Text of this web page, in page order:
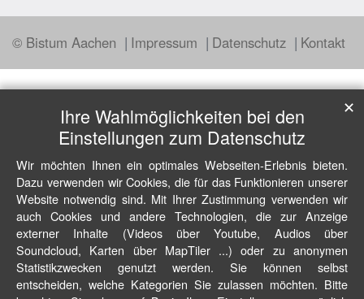
© Bistum Aachen Impressum Datenschutz Kontakt
Ihre Wahlmöglichkeiten bei den
Einstellungen zum Datenschutz
Wir möchten Ihnen ein optimales Webseiten-Erlebnis bieten.
Dazu verwenden wir Cookies, die für das Funktionieren unserer
Website notwendig sind. Mit Ihrer Zustimmung verwenden wir
auch Cookies und andere Technologien, die zur Anzeige
externer Inhalte (Videos über Youtube, Audios über
Soundcloud, Karten über MapTiler ...) oder zu anonymen
Statistikzwecken genutzt werden. Sie können selbst
entscheiden, welche Kategorien Sie zulassen möchten. Bitte
✕